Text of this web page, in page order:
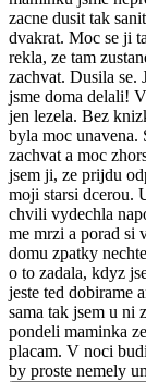
zacne dusit tak
dvakrat. Moc se ji
rekla, ze tam
zachvat. Dusila se.
jsme doma delali!
jen lezela. Bez
byla moc unavena.
zachvat a moc
jsem ji, ze prijdu
moji starsi dcerou.
chvili vydechla
me mrzi a porad si
domu zpatky
o to zadala, kdyz
jeste ted dobirame
sama tak jsem u ni
pondeli maminka
placam. V noci
by proste nemely